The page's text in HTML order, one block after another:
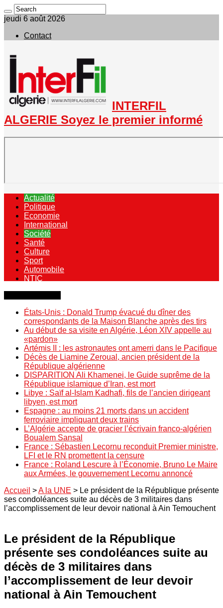
jeudi 6 août 2026
Contact
INTERFIL
ALGERIE Soyez le premier informé
Actualité
Politique
Economie
International
Société
Santé
Culture
Sport
Automobile
NTIC
États-Unis : Donald Trump évacué du dîner des
correspondants de la Maison Blanche après des tirs
Au début de sa visite en Algérie, Léon XIV appelle au
«pardon»
Artémis II : les astronautes ont amerri dans le Pacifique
Décès de Liamine Zeroual, ancien président de la
République algérienne
DISPARITION Ali Khamenei, le Guide suprême de la
République islamique d’Iran, est mort
Libye : Saïf al-Islam Kadhafi, fils de l’ancien dirigeant
libyen, est mort
Espagne : au moins 21 morts dans un accident
ferroviaire impliquant deux trains
L’Algérie accepte de gracier l’écrivain franco-algérien
Boualem Sansal
France : Sébastien Lecornu reconduit Premier ministre,
LFI et le RN promettent la censure
France : Roland Lescure à l’Économie, Bruno Le Maire
aux Armées, le gouvernement Lecornu annoncé
Accueil >A la UNE > Le président de la République présente
ses condoléances suite au décès de 3 militaires dans
l’accomplissement de leur devoir national à Ain Temouchent
Le président de la République
présente ses condoléances suite au
décès de 3 militaires dans
l’accomplissement de leur devoir
national à Ain Temouchent